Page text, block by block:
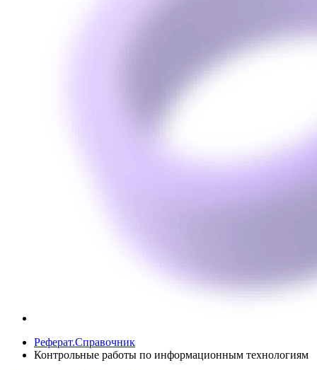
Реферат.Справочник
Контрольные работы по информационным технологиям